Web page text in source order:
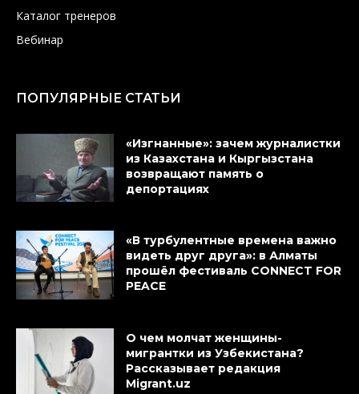
Каталог тренеров
Вебинар
ПОПУЛЯРНЫЕ СТАТЬИ
«Изгнанные»: зачем журналистки
из Казахстана и Кыргызстана
возвращают память о
депортациях
«В турбулентные времена важно
видеть друг друга»: в Алматы
прошёл фестиваль CONNECT FOR
PEACE
О чем молчат женщины-
мигрантки из Узбекистана?
Рассказывает редакция
Migrant.uz